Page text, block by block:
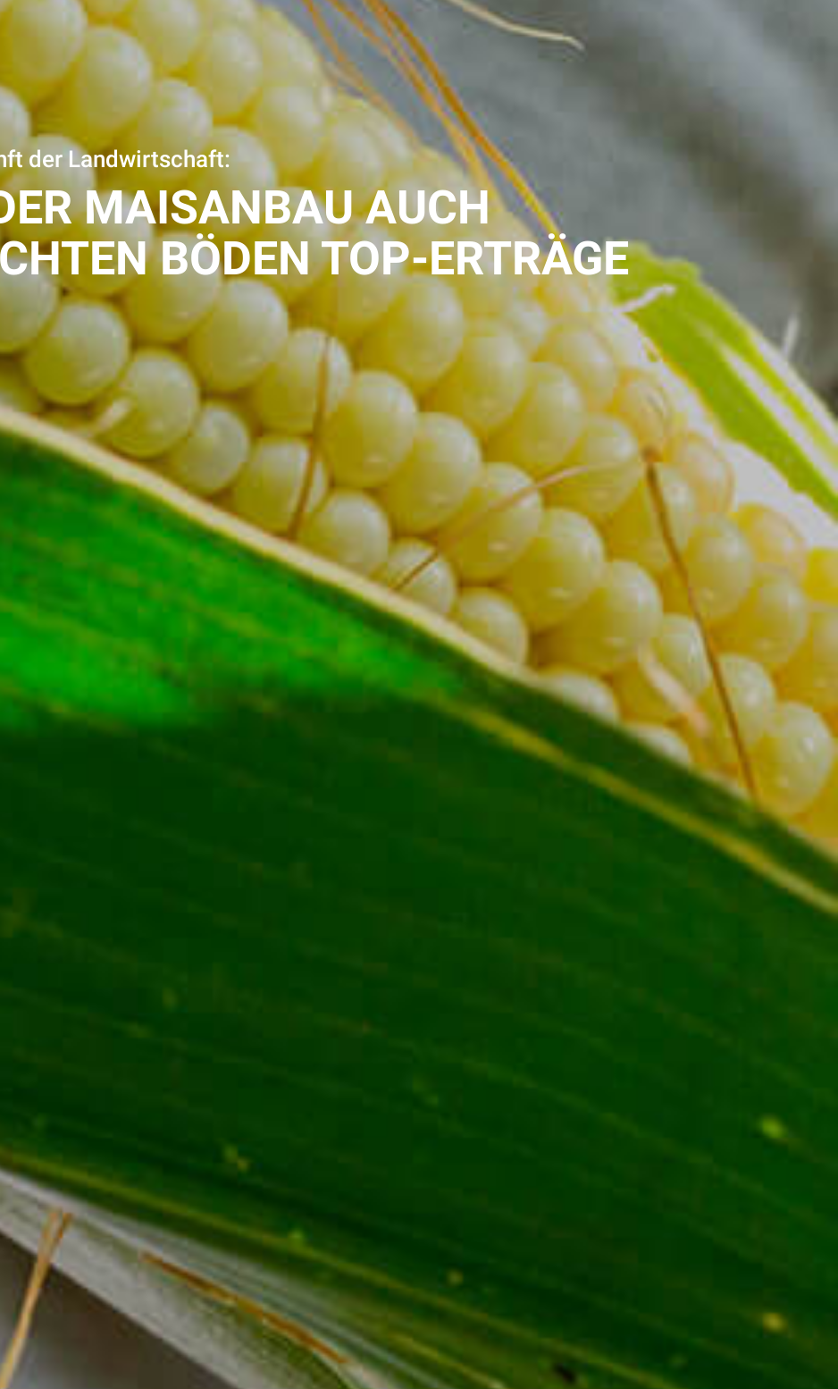
der Landwirtschaft:
MAISANBAU AUCH
BÖDEN TOP-ERTRÄGE